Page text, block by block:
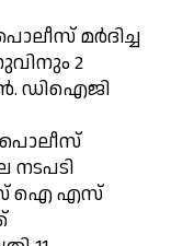
മര്‍ദിച്ച
2
ഡിഐജി
പൊലീസ്
നടപടി
എസ് ഐ എസ്